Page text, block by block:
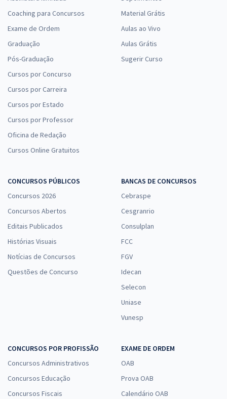
Coaching para Concursos
Exame de Ordem
Graduação
Pós-Graduação
Cursos por Concurso
Cursos por Carreira
Cursos por Estado
Cursos por Professor
Oficina de Redação
Cursos Online Gratuitos
Material Grátis
Aulas ao Vivo
Aulas Grátis
Sugerir Curso
CONCURSOS PÚBLICOS
Concursos 2026
Concursos Abertos
Editais Publicados
Histórias Visuais
Notícias de Concursos
Questões de Concurso
BANCAS DE CONCURSOS
Cebraspe
Cesgranrio
Consulplan
FCC
FGV
Idecan
Selecon
Uniase
Vunesp
CONCURSOS POR PROFISSÃO
Concursos Administrativos
Concursos Educação
Concursos Fiscais
EXAME DE ORDEM
OAB
Prova OAB
Calendário OAB